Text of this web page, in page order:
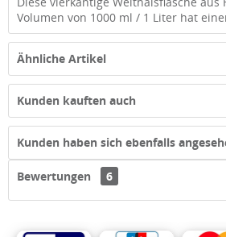
Volumen von 1000 ml / 1 Liter hat
Ähnliche Artikel
Kunden kauften auch
Kunden haben sich ebenfalls
Bewertungen 6